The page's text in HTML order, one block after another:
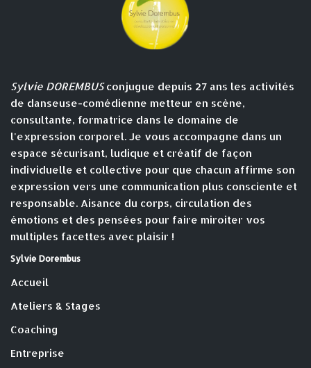
Sylvie DOREMBUSconjugue depuis 27 ans les activités
de danseuse-comédienne metteur en scène,
consultante, formatrice dans le domaine de
l'expression corporel. Je vous accompagne dans un
espace sécurisant, ludique et créatif de façon
individuelle et collective pour que chacun affirme son
expression vers une communication plus consciente et
responsable. Aisance du corps, circulation des
émotions et des pensées pour faire miroiter vos
multiples facettes avec plaisir !
Sylvie Dorembus
Accueil
Ateliers & Stages
Coaching
Entreprise